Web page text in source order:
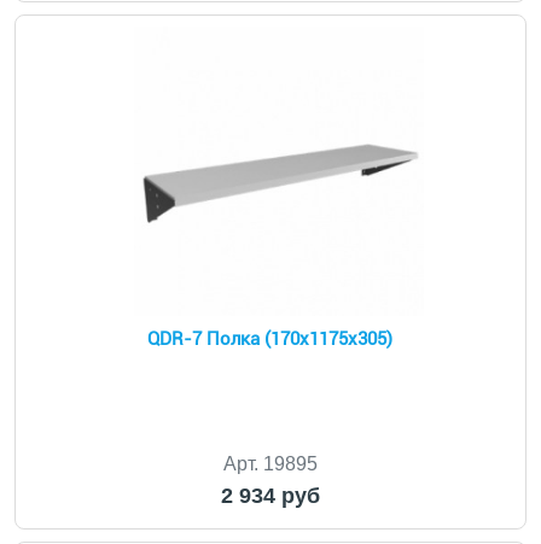
QDR-7 Полка (170х1175х305)
Арт. 19895
2 934 руб